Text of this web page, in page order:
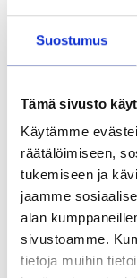
Suostumus
Tämä sivusto
Käytämme
räätälöimiseen,
tukemiseen ja
jaamme
alan
sivustoamme.
tietoja muihin
Vaatii vain
Ruuvi on täysin
ML (Multi Layer)
korroosioluokka
06 mukaan).
Kuiviin sisätiloihin
huomioon ottaen.